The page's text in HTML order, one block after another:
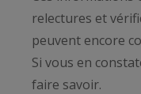
relectures et
peuvent encore
Si vous en
faire savoir.